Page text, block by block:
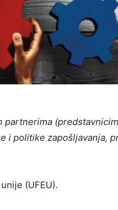
i politike zapošljavanja,
(UFEU).